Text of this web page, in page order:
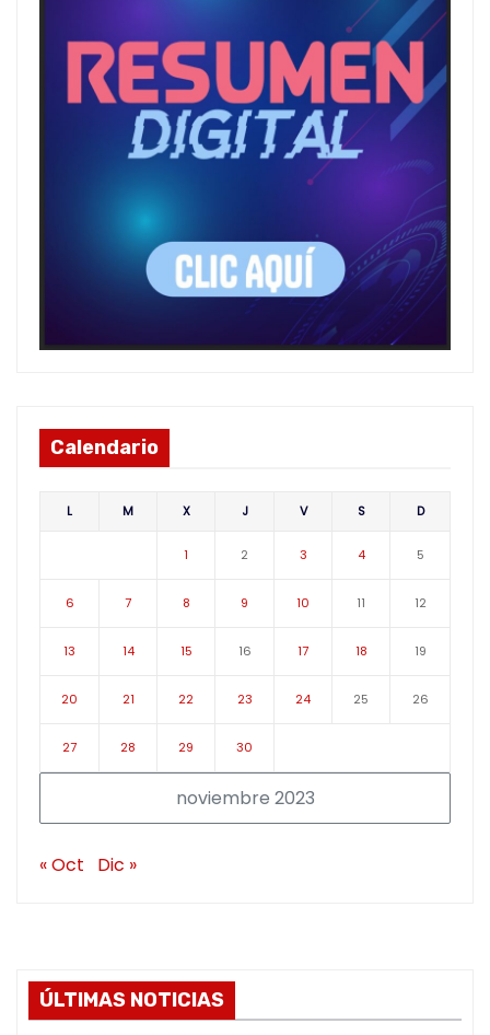
Calendario
noviembre 2023
L M X J V S D
1 2 3 4 5
6 7 8 9 10 11 12
13 14 15 16 17 18 19
20 21 22 23 24 25 26
27 28 29 30
« Oct Dic »
ÚLTIMAS NOTICIAS